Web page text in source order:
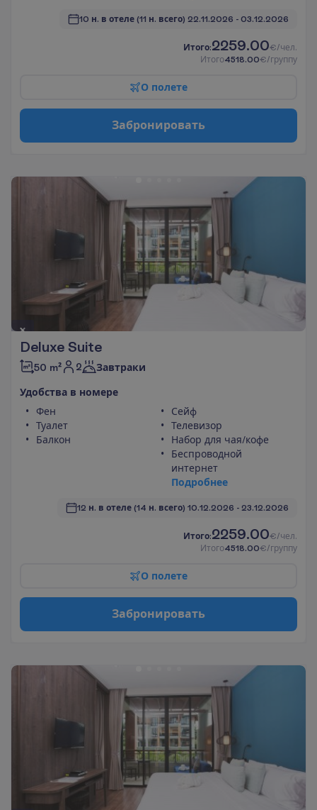
10 н. в отеле (11 н. всего) 22.11.2026 - 03.12.2026
Итого:2259.00€/чел.
Итого4518.00€/группу
О полете
Забронировать
Deluxe Suite
50 m² 2 Завтраки
Удобства в номере
Фен
Туалет
Балкон
Сейф
Телевизор
Набор для чая/кофе
Беспроводной
интернет
Подробнее
12 н. в отеле (14 н. всего) 10.12.2026 - 23.12.2026
И того:2259.00€/чел.
Итого4518.00€/группу
О полете
Забронировать